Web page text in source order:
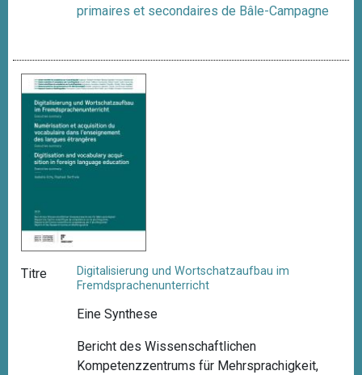
primaires et secondaires de Bâle-Campagne
Titre
Digitalisierung und Wortschatzaufbau im
Fremdsprachenunterricht
Eine Synthese
Bericht des Wissenschaftlichen
Kompetenzzentrums für Mehrsprachigkeit,